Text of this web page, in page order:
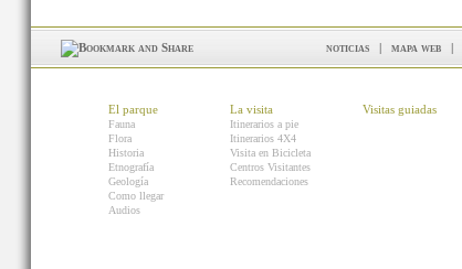
noticias | mapa web |
El parque
Fauna
Flora
Historia
Etnografía
Geología
Como llegar
Audios
La visita
Itinerarios a pie
Itinerarios 4X4
Visita en Bicicleta
Centros Visitantes
Recomendaciones
Visitas guiadas